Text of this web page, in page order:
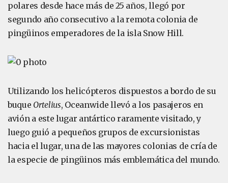
polares desde hace más de 25 años, llegó por
segundo año consecutivo a la remota colonia de
pingüinos emperadores de la isla Snow Hill.
Utilizando los helicópteros dispuestos a bordo de su
buque Ortelius, Oceanwide llevó a los pasajeros en
avión a este lugar antártico raramente visitado, y
luego guió a pequeños grupos de excursionistas
hacia el lugar, una de las mayores colonias de cría de
la especie de pingüinos más emblemática del mundo.